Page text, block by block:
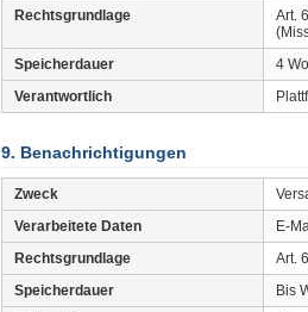
Rechtsgrundlage
Art.
Speicherdauer
4
Verantwortlich
9. Benachrichtigungen
Zweck
Verarbeitete Daten
E-
Rechtsgrundlage
Art.
Speicherdauer
Bis